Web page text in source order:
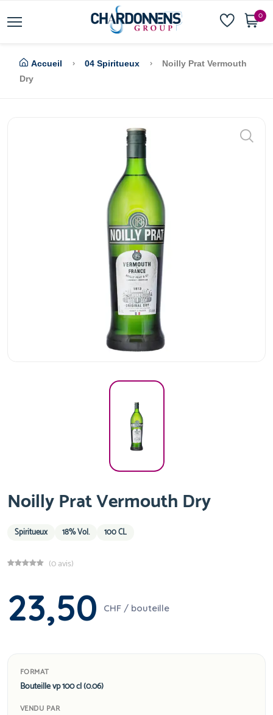
0
Accueil 04 Spiritueux
Noilly Prat Vermouth
Dry
Noilly Prat Vermouth Dry
Spiritueux 18% Vol. 100 CL
(0 avis)
23,50 CHF / bouteille
FORMAT
Bouteille vp 100 cl (0.06)
VENDU PAR